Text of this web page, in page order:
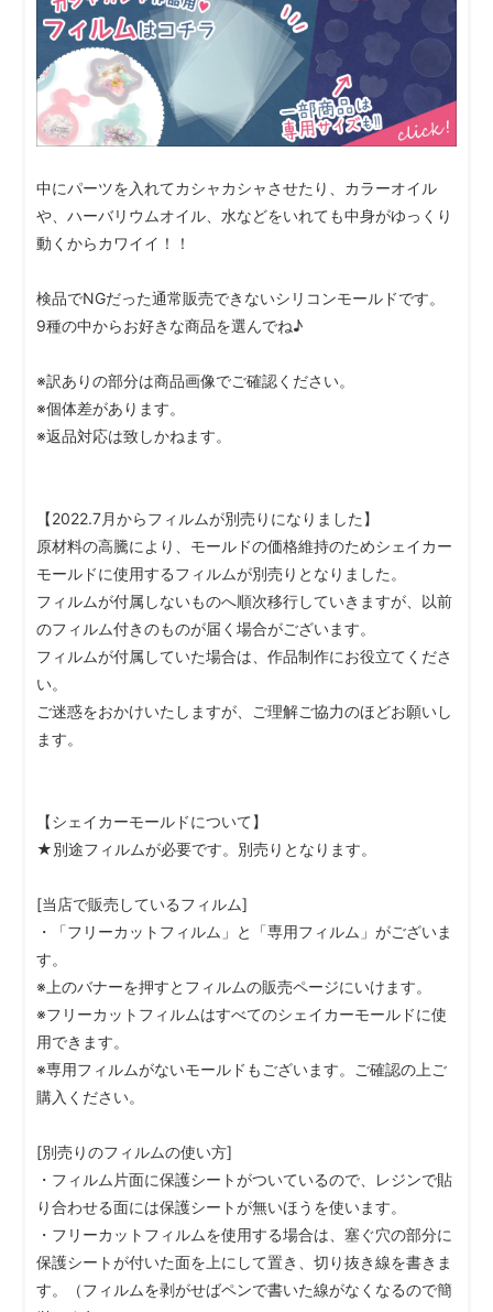
中にパーツを入れてカシャカシャさせたり、カラーオイル
や、ハーバリウムオイル、水などをいれても中身がゆっくり
動くからカワイイ！！
検品でNGだった通常販売できないシリコンモールドです。
9種の中からお好きな商品を選んでね♪
※訳ありの部分は商品画像でご確認ください。
※個体差があります。
※返品対応は致しかねます。
【2022.7月からフィルムが別売りになりました】
原材料の高騰により、モールドの価格維持のためシェイカー
モールドに使用するフィルムが別売りとなりました。
フィルムが付属しないものへ順次移行していきますが、以前
のフィルム付きのものが届く場合がございます。
フィルムが付属していた場合は、作品制作にお役立てくださ
い。
ご迷惑をおかけいたしますが、ご理解ご協力のほどお願いし
ます。
【シェイカーモールドについて】
★別途フィルムが必要です。別売りとなります。
[当店で販売しているフィルム]
・「フリーカットフィルム」と「専用フィルム」がございま
す。
※上のバナーを押すとフィルムの販売ページにいけます。
※フリーカットフィルムはすべてのシェイカーモールドに使
用できます。
※専用フィルムがないモールドもございます。ご確認の上ご
購入ください。
[別売りのフィルムの使い方]
・フィルム片面に保護シートがついているので、レジンで貼
り合わせる面には保護シートが無いほうを使います。
・フリーカットフィルムを使用する場合は、塞ぐ穴の部分に
保護シートが付いた面を上にして置き、切り抜き線を書きま
す。（フィルムを剥がせばペンで書いた線がなくなるので簡